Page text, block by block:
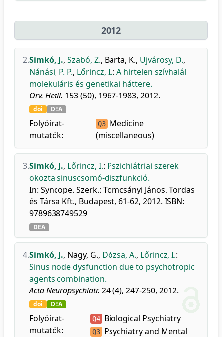
2012
2.Simkó, J., Szabó, Z., Barta, K., Ujvárosy, D.,
Nánási, P. P., Lőrincz, I.: A hirtelen szívhalál
molekuláris és genetikai háttere.
Orv. Hetil. 153 (50), 1967-1983, 2012.
doi DEA
Folyóirat-
mutatók:
Q3 Medicine
(miscellaneous)
3.Simkó, J., Lőrincz, I.: Pszichiátriai szerek
okozta sinuscsomó-diszfunkció.
In: Syncope. Szerk.: Tomcsányi János, Tordas
és Társa Kft., Budapest, 61-62, 2012. ISBN:
9789638749529
DEA
4.Simkó, J., Nagy, G., Dózsa, A., Lőrincz, I.:
Sinus node dysfunction due to psychotropic
agents combination.
Acta Neuropsychiatr. 24 (4), 247-250, 2012.
doi DEA
Folyóirat-
mutatók:
Q4 Biological Psychiatry
Q3 Psychiatry and Mental